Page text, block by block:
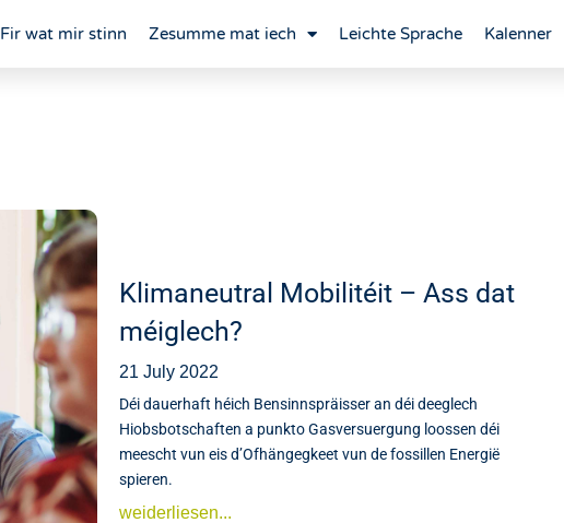
Fir wat mir stinn Zesumme mat iech Leichte Sprache Kalenner
Klimaneutral Mobilitéit – Ass dat
méiglech?
21 July 2022
Déi dauerhaft héich Bensinnspräisser an déi deeglech
Hiobsbotschaften a punkto Gasversuergung loossen déi
meescht vun eis d’Ofhängegkeet vun de fossillen Energië
spieren.
weiderliesen...